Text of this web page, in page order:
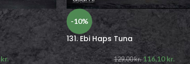
kr.
-10%
131. Ebi Haps Tuna
129,00kr. 116,10kr.